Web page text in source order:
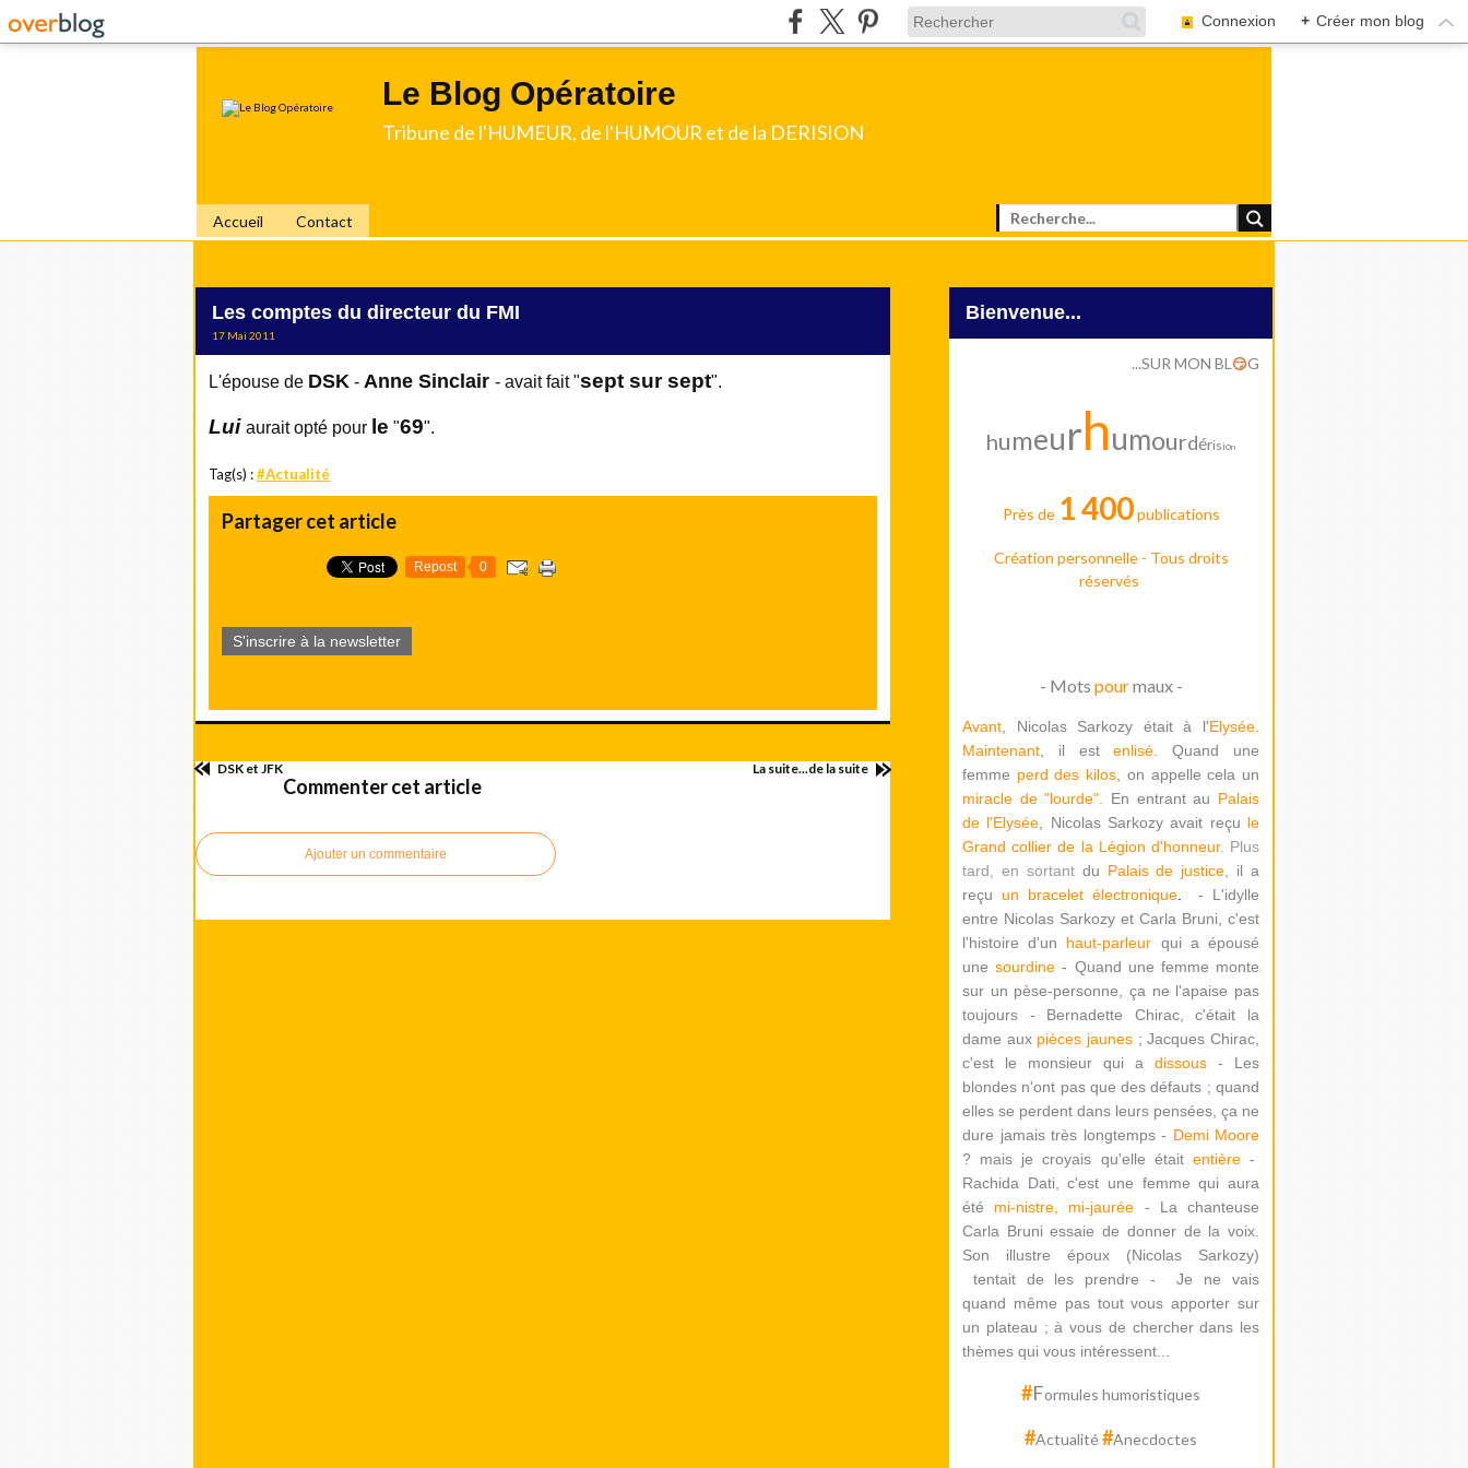
Connexion + Créer mon blog
Le Blog Opératoire
Tribune de l'HUMEUR, de l'HUMOUR et de la DERISION
Accueil Contact
Les comptes du directeur du FMI
17 Mai 2011
L'épouse de DSK - Anne Sinclair - avait fait "sept sur sept".
Lui aurait opté pour le "69".
Tag(s) :#Actualité
Partager cet article
Repost 0
S'inscrire à la newsletter
DSK et JFK La suite...de la suite
Commenter cet article
Ajouter un commentaire
Bienvenue...
...SUR MON BL 😏G
humeurhumourdérision
Près de 1 400 publications
Création personnelle - Tous droits
réservés
- Mots pourmaux -
Avant , Nicolas Sarkozy était à l'Elysée
Maintenant , il estenlisé . Quand une
femme perd des kilos , on appelle cela un
miracle de "lourde". En entrant au Palais
de l'Elysée , Nicolas Sarkozy avait reçu le
Grand collier de la Légion d'honneur. Plus
tard, en sortantdu Palais de justice , il a
reçu un bracelet électronique.
- L'idylle
entre Nicolas Sarkozy et Carla Bruni, c'est
l'histoire d'un haut-parleur qui a épousé
unesourdine - Quand une femme monte
sur un pèse-personne, ça ne l'apaise pas
toujours - Bernadette Chirac, c'était la
dame aux pièces jaunes ; Jacques Chirac,
c'est le monsieur qui a dissous - Les
blondes n'ont pas que des défauts ; quand
elles se perdent dans leurs pensées, ça ne
dure jamais très longtemps - Demi Moore
? mais je croyais qu'elle étaitentière-
Rachida Dati , c'est une femme qui aura
été mi-nistre, mi-jaurée -
La chanteuse
Carla Bruni essaie de donner de la voix.
Son illustre époux (Nicolas Sarkozy)
tentait de les prendre - Je ne vais
quand même pas tout vous apporter sur
un plateau ; à vous de chercher dans les
thèmes qui vous intéressent...
#Formules humoristiques
#Actualité#Anecdoctes